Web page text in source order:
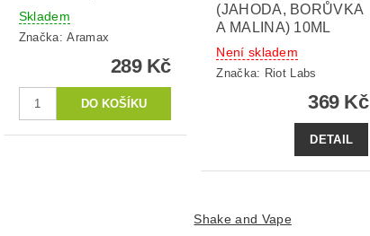
Skladem
Značka:Aramax
289 Kč
(JAHODA, BORŮVKA
A MALINA) 10ML
Není skladem
Značka: Riot Labs
369 Kč
DETAIL
Shake and Vape